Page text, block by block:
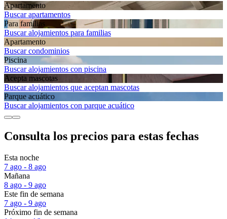
Apartamento
Buscar apartamentos
Para familias
Buscar alojamientos para familias
Apartamento
Buscar condominios
Piscina
Buscar alojamientos con piscina
Acepta mascotas
Buscar alojamientos que aceptan mascotas
Parque acuático
Buscar alojamientos con parque acuático
Consulta los precios para estas fechas
Esta noche
7 ago - 8 ago
Mañana
8 ago - 9 ago
Este fin de semana
7 ago - 9 ago
Próximo fin de semana